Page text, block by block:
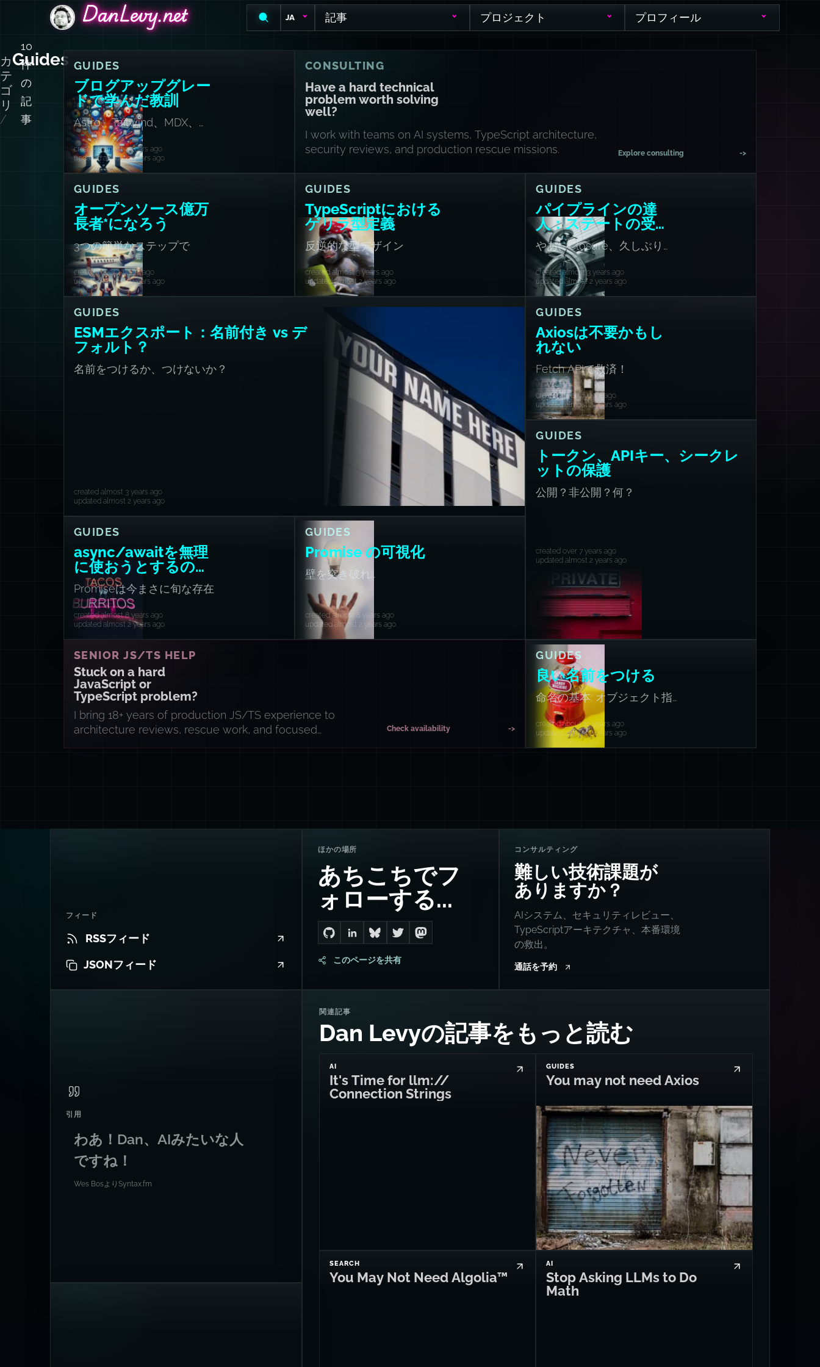
DanLevy.netDanLevy.net
DanLevy.net JA 記事 プロジェクト プロフィール
カ
テ
ゴ
リ
/
Guides
10
件
の
記
事
GUIDES
ブログアップグレー
ドで学んだ教訓
Astro、Tailwind、MDX、
Pagefind、その他多数！
created almost 2 years ago
updated almost 2 years ago
CONSULTING
Have a hard technical
problem worth solving
well?
I work with teams on AI systems, TypeScript architecture,
security reviews, and production rescue missions.
Explore consulting ->
GUIDES
オープンソース億万
長者*になろう
3つの簡単なステップで
created over 2 years ago
updated almost 2 years ago
GUIDES
TypeScriptにおける
ゲリラ型定義
反逆的な型デザイン
created almost 3 years ago
updated almost 2 years ago
GUIDES
ESMエクスポート：名前付き vs デ
フォルト？
名前をつけるか、つけないか？
created almost 3 years ago
updated almost 2 years ago
GUIDES
パイプラインの達
人：ステートの受け
渡し
やあ、Closure、久しぶり
だ。
created almost 3 years ago
updated almost 2 years ago
GUIDES
Axiosは不要かもし
れない
Fetch APIで救済！
created over 7 years ago
updated almost 2 years ago
GUIDES
トークン、APIキー、シークレ
ットの保護
公開？非公開？何？
created over 7 years ago
updated almost 2 years ago
GUIDES
async/awaitを無理
に使おうとするのは
やめよう
Promiseは今まさに旬な存在
created almost 8 years ago
updated almost 2 years ago
GUIDES
Promise の可視化
壁を突き破れ…
created almost 8 years ago
updated almost 2 years ago
SENIOR JS/TS HELP
Stuck on a hard
JavaScript or
TypeScript problem?
I bring 18+ years of production JS/TS experience to
architecture reviews, rescue work, and focused
Check availability ->
GUIDES
良い名前をつける
命名の基本: オブジェクト指
向の基礎
created about 10 years ago
updated almost 2 years ago
フィード
RSSフィード
JSONフィード
引用
わあ！Dan、AIみたいな人
ですね！
Wes BosよりSyntax.fm
ほかの場所
あちこちでフ
ォローする...
Go to Dan's GitHub
Connect with me on LinkedIn
Follow me on Bluesky
Follow me on Twitter
Follow me on Mastodon
このページを共有
コンサルティング
難しい技術課題が
ありますか？
AIシステム、セキュリティレビュー、
TypeScriptアーキテクチャ、本番環境
の救出。
通話を予約
関連記事
Dan Levyの記事をもっと読む
AI
It's Time for llm://
Connection Strings
GUIDES
You may not need Axios
SEARCH
You May Not Need Algolia™
AI
Stop Asking LLMs to Do
Math